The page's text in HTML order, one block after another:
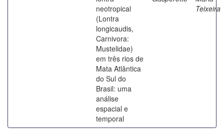
neotropical
(Lontra
longicaudis,
Carnivora:
Mustelidae)
em três rios de
Mata Atlântica
do Sul do
Brasil: uma
análise
espacial e
temporal
Teixeira